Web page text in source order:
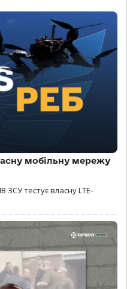
мобільну мережу
тестує власну LTE-